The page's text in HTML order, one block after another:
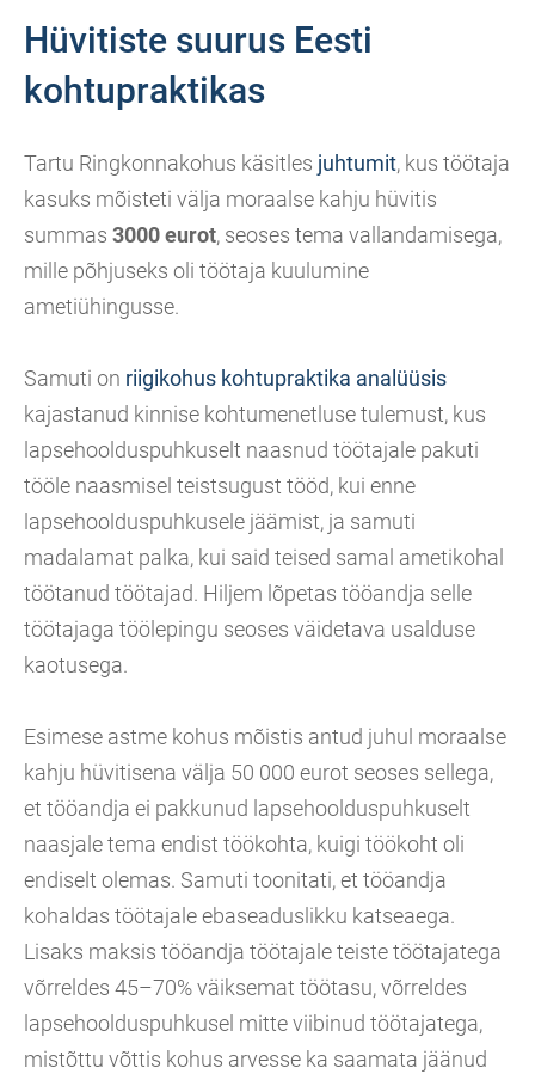
Hüvitiste suurus Eesti
kohtupraktikas
Tartu Ringkonnakohus käsitles juhtumit, kus töötaja
kasuks mõisteti välja moraalse kahju hüvitis
summas 3000 eurot, seoses tema vallandamisega,
mille põhjuseks oli töötaja kuulumine
ametiühingusse.
Samuti on riigikohus kohtupraktika analüüsis
kajastanud kinnise kohtumenetluse tulemust, kus
lapsehoolduspuhkuselt naasnud töötajale pakuti
tööle naasmisel teistsugust tööd, kui enne
lapsehoolduspuhkusele jäämist, ja samuti
madalamat palka, kui said teised samal ametikohal
töötanud töötajad. Hiljem lõpetas tööandja selle
töötajaga töölepingu seoses väidetava usalduse
kaotusega.
Esimese astme kohus mõistis antud juhul moraalse
kahju hüvitisena välja 50 000 eurot seoses sellega,
et tööandja ei pakkunud lapsehoolduspuhkuselt
naasjale tema endist töökohta, kuigi töökoht oli
endiselt olemas. Samuti toonitati, et tööandja
kohaldas töötajale ebaseaduslikku katseaega.
Lisaks maksis tööandja töötajale teiste töötajatega
võrreldes 45–70% väiksemat töötasu, võrreldes
lapsehoolduspuhkusel mitte viibinud töötajatega,
mistõttu võttis kohus arvesse ka saamata jäänud